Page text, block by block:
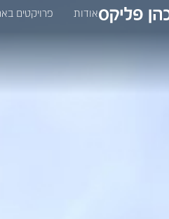
אודות פרויקטים